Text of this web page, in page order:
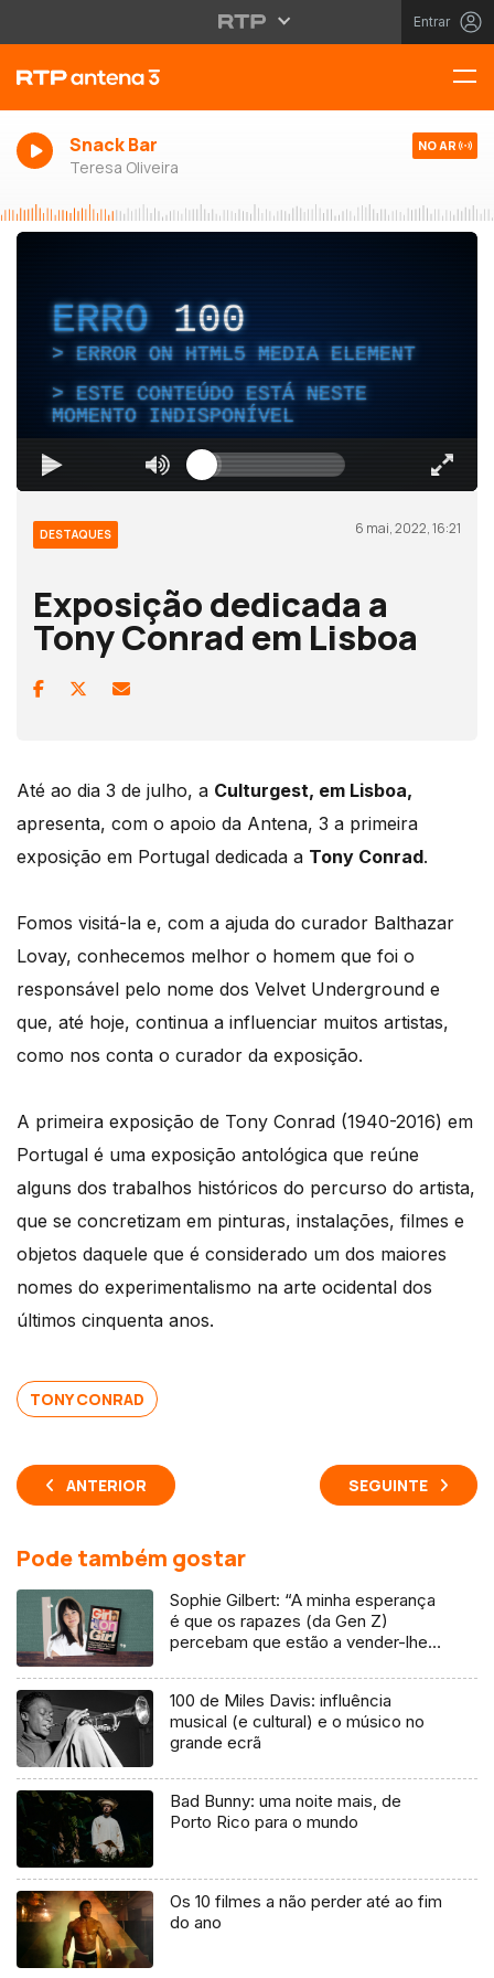
Entrar
Snack Bar
Teresa Oliveira
NO AR
ERRO 100
ERROR ON HTML5 MEDIA ELEMENT
ESTE CONTEÚDO ESTÁ NESTE
MOMENTO INDISPONÍVEL
DESTAQUES 6 mai, 2022, 16:21
Exposição dedicada a
Tony Conrad em Lisboa
Até ao dia 3 de julho, a Culturgest, em Lisboa,
apresenta, com o apoio da Antena, 3 a primeira
exposição em Portugal dedicada a Tony Conrad.
Fomos visitá-la e, com a ajuda do curador Balthazar
Lovay, conhecemos melhor o homem que foi o
responsável pelo nome dos Velvet Underground e
que, até hoje, continua a influenciar muitos artistas,
como nos conta o curador da exposição.
A primeira exposição de Tony Conrad (1940-2016) em
Portugal é uma exposição antológica que reúne
alguns dos trabalhos históricos do percurso do artista,
que se concretizam em pinturas, instalações, filmes e
objetos daquele que é considerado um dos maiores
nomes do experimentalismo na arte ocidental dos
últimos cinquenta anos.
TONY CONRAD
ANTERIOR SEGUINTE
Pode também gostar
Sophie Gilbert: “A minha esperança
é que os rapazes (da Gen Z)
percebam que estão a vender-lhes
100 de Miles Davis: influência
musical (e cultural) e o músico no
grande ecrã
Bad Bunny: uma noite mais, de
Porto Rico para o mundo
Os 10 filmes a não perder até ao fim
do ano